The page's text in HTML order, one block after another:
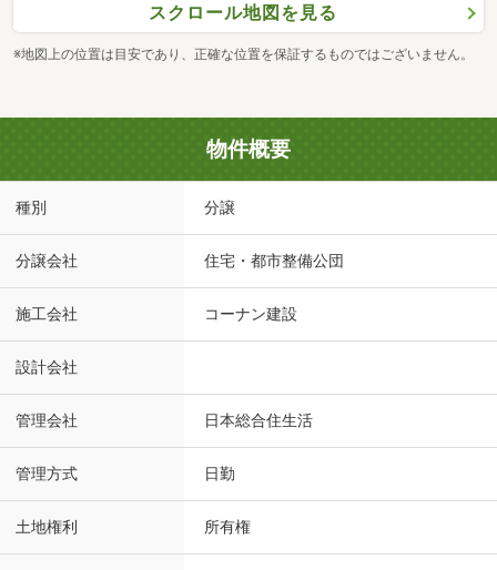
スクロール地図を見る
※地図上の位置は目安であり、正確な位置を保証するものではございません。
物件概要
種別 分譲
分譲会社 住宅・都市整備公団
施工会社 コーナン建設
設計会社
管理会社 日本総合住生活
管理方式 日勤
土地権利 所有権